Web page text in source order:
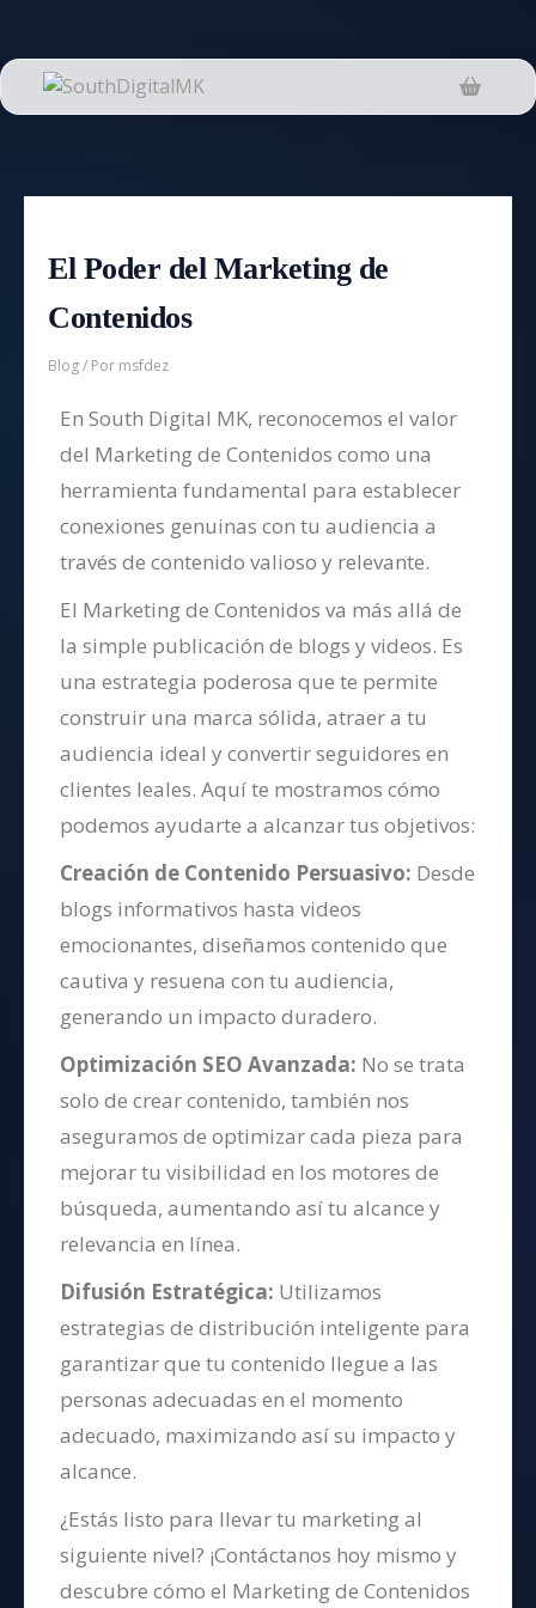
El Poder del Marketing de
Contenidos
Blog/ Por msfdez
En South Digital MK, reconocemos el valor
del Marketing de Contenidos como una
herramienta fundamental para establecer
conexiones genuinas con tu audiencia a
través de contenido valioso y relevante.
El Marketing de Contenidos va más allá de
la simple publicación de blogs y videos. Es
una estrategia poderosa que te permite
construir una marca sólida, atraer a tu
audiencia ideal y convertir seguidores en
clientes leales. Aquí te mostramos cómo
podemos ayudarte a alcanzar tus objetivos:
Creación de Contenido Persuasivo: Desde
blogs informativos hasta videos
emocionantes, diseñamos contenido que
cautiva y resuena con tu audiencia,
generando un impacto duradero.
Optimización SEO Avanzada: No se trata
solo de crear contenido, también nos
aseguramos de optimizar cada pieza para
mejorar tu visibilidad en los motores de
búsqueda, aumentando así tu alcance y
relevancia en línea.
Difusión Estratégica: Utilizamos
estrategias de distribución inteligente para
garantizar que tu contenido llegue a las
personas adecuadas en el momento
adecuado, maximizando así su impacto y
alcance.
¿Estás listo para llevar tu marketing al
siguiente nivel? ¡Contáctanos hoy mismo y
descubre cómo el Marketing de Contenidos